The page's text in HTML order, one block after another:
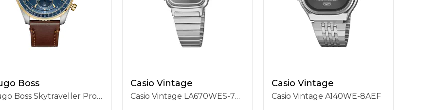
Boss
Hugo Boss Skytraveller Pro 1514346
Casio Vintage
Casio Vintage LA670WES-7AEF
Casio Vintage
Casio Vintage A140WE-8AEF